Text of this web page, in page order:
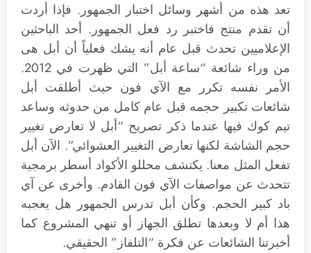
تعد هذه من أشهر وسائل اختبار الجمهور. فإذا أردت
أن تقدم منتج فاختبر رد فعل الجمهور. أحد الباحثين
الإعلاميين تحدث قبل عام أنه يشك فعلياً أن أبل هى
من وراء شائعة “ساعة أبل” التي ظهرت في 2012.
الأمر نفسه تكرر مع الآي فون حيث أطلقت أبل
شائعات تكبير حجمه قبل عام كامل من حدوثه وساعد
تيم كوك فيها عندما ذكر تصريح “أبل لا تعارض تغيير
حجم الشاشة لكنها تعارض التغيير العشوائي”. الآن أبل
تفعل المثل معنا. يكتشف محللو الأكواد أسطر برمجية
تتحدث عن مواصفات الآي فون القادم. وأخرى عن آي
باد كبير الحجم. وكأن أبل تدرس الجمهور هل يعجبه
هذا أم لا وبعدها تطلق الجهاز أو تنهي المشروع كما
أخبرتنا الشائعات عن فكرة “التلفاز” الحقيقي.